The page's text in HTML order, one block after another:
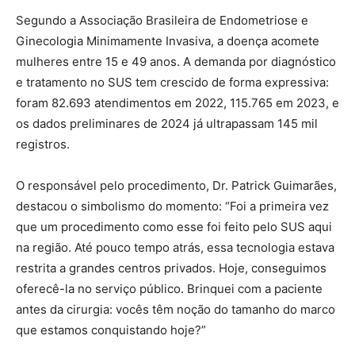
Segundo a Associação Brasileira de Endometriose e
Ginecologia Minimamente Invasiva, a doença acomete
mulheres entre 15 e 49 anos. A demanda por diagnóstico
e tratamento no SUS tem crescido de forma expressiva:
foram 82.693 atendimentos em 2022, 115.765 em 2023, e
os dados preliminares de 2024 já ultrapassam 145 mil
registros.
O responsável pelo procedimento, Dr. Patrick Guimarães,
destacou o simbolismo do momento: “Foi a primeira vez
que um procedimento como esse foi feito pelo SUS aqui
na região. Até pouco tempo atrás, essa tecnologia estava
restrita a grandes centros privados. Hoje, conseguimos
oferecê-la no serviço público. Brinquei com a paciente
antes da cirurgia: vocês têm noção do tamanho do marco
que estamos conquistando hoje?”